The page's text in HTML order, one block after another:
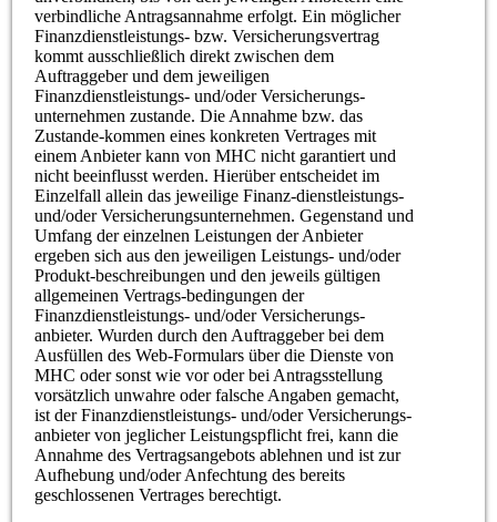
verbindliche Antragsannahme erfolgt. Ein möglicher
Finanzdienstleistungs- bzw. Versicherungsvertrag
kommt ausschließlich direkt zwischen dem
Auftraggeber und dem jeweiligen
Finanzdienstleistungs- und/oder Versicherungs-
unternehmen zustande. Die Annahme bzw. das
Zustande-kommen eines konkreten Vertrages mit
einem Anbieter kann von MHC nicht garantiert und
nicht beeinflusst werden. Hierüber entscheidet im
Einzelfall allein das jeweilige Finanz-dienstleistungs-
und/oder Versicherungsunternehmen. Gegenstand und
Umfang der einzelnen Leistungen der Anbieter
ergeben sich aus den jeweiligen Leistungs- und/oder
Produkt-beschreibungen und den jeweils gültigen
allgemeinen Vertrags-bedingungen der
Finanzdienstleistungs- und/oder Versicherungs-
anbieter. Wurden durch den Auftraggeber bei dem
Ausfüllen des Web-Formulars über die Dienste von
MHC oder sonst wie vor oder bei Antragsstellung
vorsätzlich unwahre oder falsche Angaben gemacht,
ist der Finanzdienstleistungs- und/oder Versicherungs-
anbieter von jeglicher Leistungspflicht frei, kann die
Annahme des Vertragsangebots ablehnen und ist zur
Aufhebung und/oder Anfechtung des bereits
geschlossenen Vertrages berechtigt.